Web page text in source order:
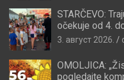
STARČEVO:
očekuje od 4.
3. август 2026.
OMOLJICA:
pogledajte